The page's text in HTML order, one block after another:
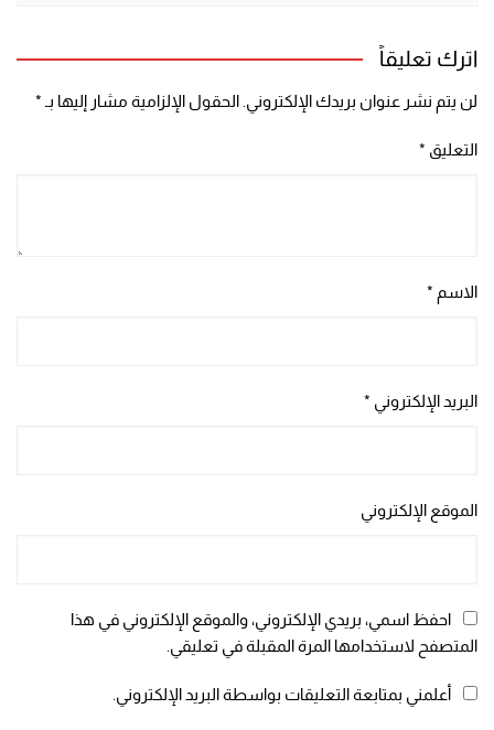
اترك تعليقاً
لن يتم نشر عنوان بريدك الإلكتروني. الحقول الإلزامية مشار إليها بـ *
التعليق *
الاسم *
البريد الإلكتروني *
الموقع الإلكتروني
احفظ اسمي، بريدي الإلكتروني، والموقع الإلكتروني في هذا
المتصفح لاستخدامها المرة المقبلة في تعليقي.
أعلمني بمتابعة التعليقات بواسطة البريد الإلكتروني.